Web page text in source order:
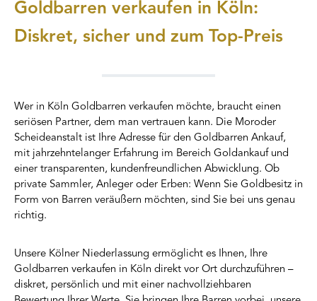
Goldbarren verkaufen in Köln:
Diskret, sicher und zum Top-Preis
Wer in Köln Goldbarren verkaufen möchte, braucht einen
seriösen Partner, dem man vertrauen kann. Die Moroder
Scheideanstalt ist Ihre Adresse für den Goldbarren Ankauf,
mit jahrzehntelanger Erfahrung im Bereich Goldankauf und
einer transparenten, kundenfreundlichen Abwicklung. Ob
private Sammler, Anleger oder Erben: Wenn Sie Goldbesitz in
Form von Barren veräußern möchten, sind Sie bei uns genau
richtig.
Unsere Kölner Niederlassung ermöglicht es Ihnen, Ihre
Goldbarren verkaufen in Köln direkt vor Ort durchzuführen –
diskret, persönlich und mit einer nachvollziehbaren